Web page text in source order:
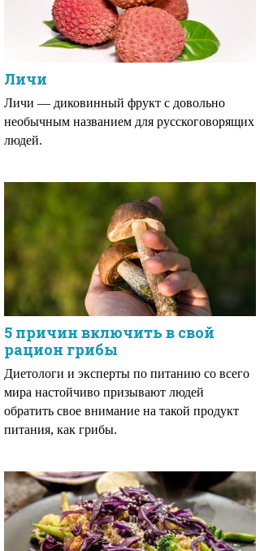
Личи
Личи — диковинный фрукт с довольно
необычным названием для русскоговорящих
людей.
5 причин включить в свой
рацион грибы
Диетологи и эксперты по питанию со всего
мира настойчиво призывают людей
обратить свое внимание на такой продукт
питания, как грибы.